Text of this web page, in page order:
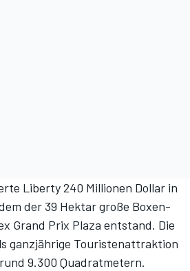
Liberty 240 Millionen Dollar in
der 39 Hektar große Boxen-
Grand Prix Plaza entstand. Die
ganzjährige Touristenattraktion
9.300 Quadratmetern.